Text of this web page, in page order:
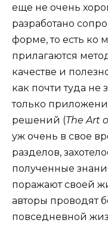
еще не очень
разработано
форме, то есть ко
прилагаются
качестве и
как почти туда не
только
решений (The Art
уж очень в свое
разделов,
полученные
поражают своей
авторы проводят
повседневной